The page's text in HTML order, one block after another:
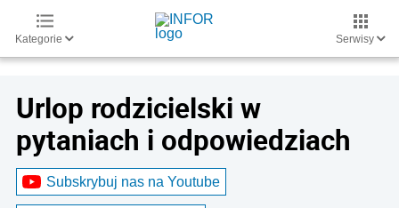
Kategorie Serwisy
Urlop rodzicielski w
pytaniach i odpowiedziach
Subskrybuj nas na Youtube